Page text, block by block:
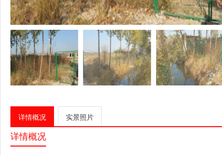
详情概况 实景照片
详情概况